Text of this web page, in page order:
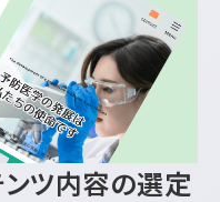
ツ内容の選定